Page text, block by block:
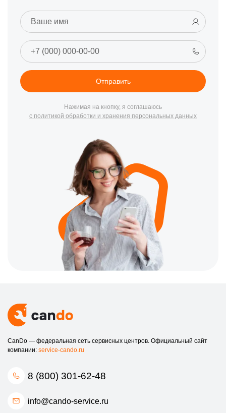
Отправить
Нажимая на кнопку, я соглашаюсь
с политикой обработки и хранения персональных данных
CanDo — федеральная сеть сервисных центров. Официальный сайт
компании: service-cando.ru
8 (800) 301-62-48
info@cando-service.ru